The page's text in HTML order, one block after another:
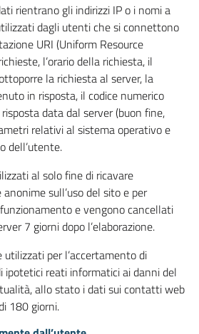
rientrano gli indirizzi IP o i nomi a
dagli utenti che si connettono
URI (Uniform Resource
l’orario della richiesta, il
la richiesta al server, la
in risposta, il codice numerico
data dal server (buon fine,
relativi al sistema operativo e
dell’utente.
al solo fine di ricavare
sull’uso del sito e per
e vengono cancellati
7 giorni dopo l’elaborazione.
per l’accertamento di
ipotetici reati informatici ai danni del
allo stato i dati sui contatti web
180 giorni.